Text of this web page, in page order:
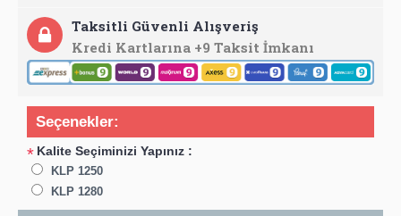
Taksitli Güvenli Alışveriş
Kredi Kartlarına +9 Taksit İmkanı
Seçenekler:
* Kalite Seçiminizi Yapınız :
KLP 1250
KLP 1280